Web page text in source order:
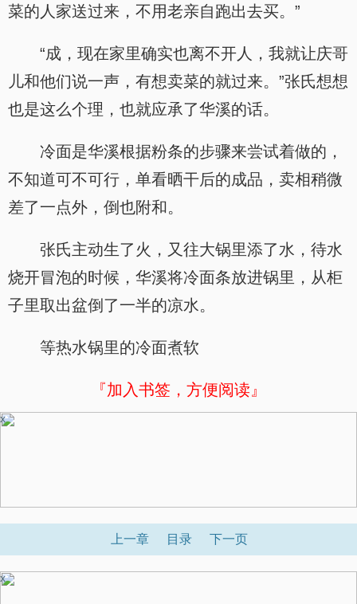
菜的人家送过来，不用老亲自跑出去买。”
“成，现在家里确实也离不开人，我就让庆哥
儿和他们说一声，有想卖菜的就过来。”张氏想想
也是这么个理，也就应承了华溪的话。
冷面是华溪根据粉条的步骤来尝试着做的，
不知道可不可行，单看晒干后的成品，卖相稍微
差了一点外，倒也附和。
张氏主动生了火，又往大锅里添了水，待水
烧开冒泡的时候，华溪将冷面条放进锅里，从柜
子里取出盆倒了一半的凉水。
等热水锅里的冷面煮软
『加入书签，方便阅读』
x
上一章 目录 下一页
x